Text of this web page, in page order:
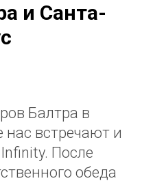
и Санта-
Балтра в
нас встречают и
После
обеда